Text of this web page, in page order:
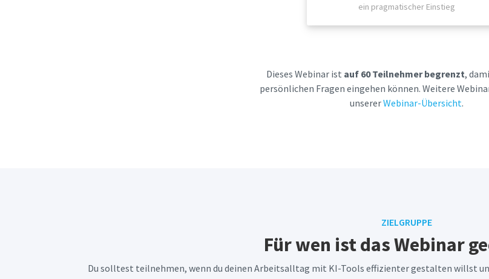
ein pragmatischer Einstieg
Dieses Webinar ist auf 60 Teilnehmer begrenzt,
persönlichen Fragen eingehen können. Weitere
unsererWebinar-Übersicht.
ZIELGRUPPE
Für wen ist das Webinar
Du solltest teilnehmen, wenn du deinen Arbeitsalltag mit KI-Tools effizienter gestalten willst